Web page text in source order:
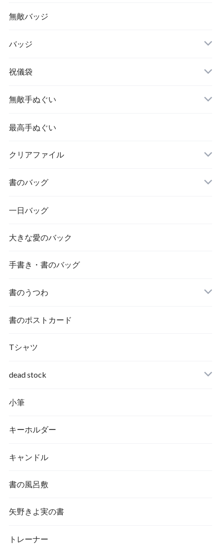
無敵バッジ
バッジ
祝儀袋
無敵手ぬぐい
最高手ぬぐい
クリアファイル
書のバッグ
一日バッグ
大きな愛のバック
手書き・書のバッグ
書のうつわ
書のポストカード
Tシャツ
dead stock
小筆
キーホルダー
キャンドル
書の風呂敷
矢野きよ実の書
トレーナー